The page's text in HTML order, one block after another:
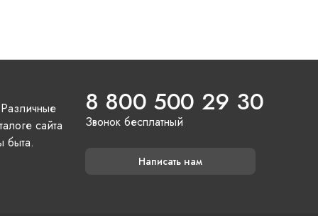
сайта
быта.
8 800 500 29 30
Звонок бесплатный
Написать нам